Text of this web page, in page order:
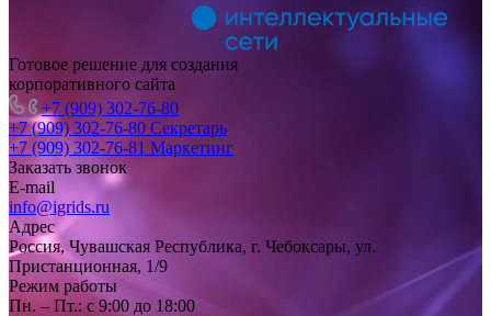
Готовое решение для создания
корпоративного сайта
+7 (909) 302-76-80
+7 (909) 302-76-80 Секретарь
+7 (909) 302-76-81 Маркетинг
Заказать звонок
E-mail
info@igrids.ru
Адрес
Россия, Чувашская Республика, г. Чебоксары, ул.
Пристанционная, 1/9
Режим работы
Пн. – Пт.: с 9:00 до 18:00